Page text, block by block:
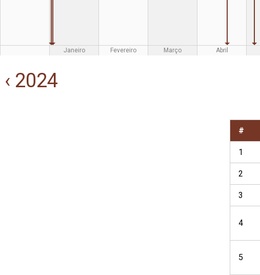
Janeiro Fevereiro Março Abril
‹ 2024
#
1
2
3
4
5